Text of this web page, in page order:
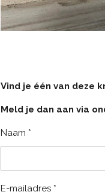
Vind je één van deze
Meld je dan aan via
Naam *
E-mailadres *